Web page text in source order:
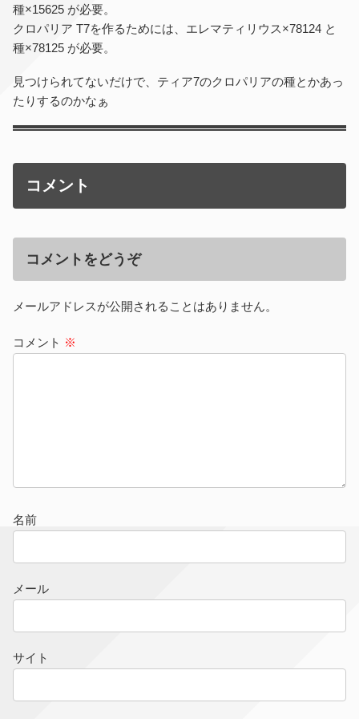
種×15625 が必要。
クロパリア T7を作るためには、エレマティリウス×78124 と
種×78125 が必要。
見つけられてないだけで、ティア7のクロパリアの種とかあっ
たりするのかなぁ
コメント
コメントをどうぞ
メールアドレスが公開されることはありません。
コメント ※
名前
メール
サイト